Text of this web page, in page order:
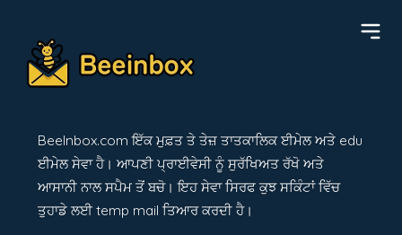
BeeInbox.com ਇੱਕ ਮੁਫ਼ਤ ਤੇ ਤੇਜ਼ ਤਾਤਕਾਲਿਕ ਈਮੇਲ ਅਤੇ edu
ਈਮੇਲ ਸੇਵਾ ਹੈ। ਆਪਣੀ ਪ੍ਰਾਈਵੇਸੀ ਨੂੰ ਸੁਰੱਖਿਅਤ ਰੱਖੋ ਅਤੇ
ਆਸਾਨੀ ਨਾਲ ਸਪੈਮ ਤੋਂ ਬਚੋ। ਇਹ ਸੇਵਾ ਸਿਰਫ ਕੁਝ ਸਕਿੰਟਾਂ ਵਿੱਚ
ਤੁਹਾਡੇ ਲਈ temp mail ਤਿਆਰ ਕਰਦੀ ਹੈ।